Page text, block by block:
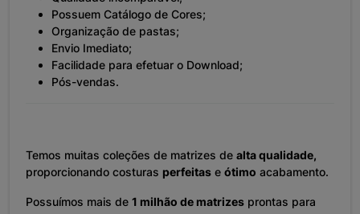
Possuem Catálogo de Cores;
Organização de pastas;
Envio Imediato;
Facilidade para efetuar o Download;
Pós-vendas.
Temos muitas coleções de matrizes de alta qualidade,
proporcionando costuras perfeitas e ótimo acabamento.
Possuímos mais de 1 milhão de matrizes prontas para